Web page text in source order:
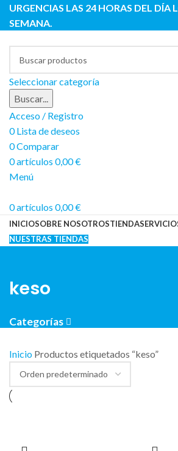
URGENCIAS LAS 24 HORAS DEL DÍA
SEMANA.
Seleccionar categoría
Buscar...
Acceso / Registro
0Lista de deseos
0Comparar
0artículos 0,00€
Menú
0artículos 0,00€
INICIOSOBRE NOSOTROSTIENDA
NUESTRAS TIENDAS
keso
Categorías
Inicio Productos etiquetados “keso”